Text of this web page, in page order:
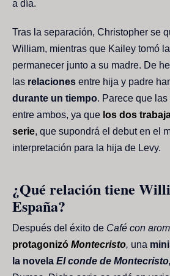
a día.
Tras la separación, Christopher se
William, mientras que Kailey tomó
permanecer junto a su madre. De
las relaciones entre hija y padre
durante un tiempo. Parece que
entre ambos, ya que los dos
serie, que supondrá el debut en el
interpretación para la hija de Levy.
¿Qué relación tiene
España?
Después del éxito de Café con
protagonizó Montecristo, una
la novela El conde de Montecristo,